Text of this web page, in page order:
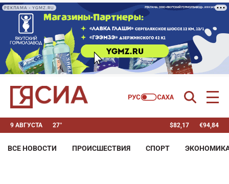
РЕКЛАМА • YGMZ.RU
9 АВГУСТА 27° $82,17 €94,84
ВСЕ НОВОСТИ ПРОИСШЕСТВИЯ СПОРТ